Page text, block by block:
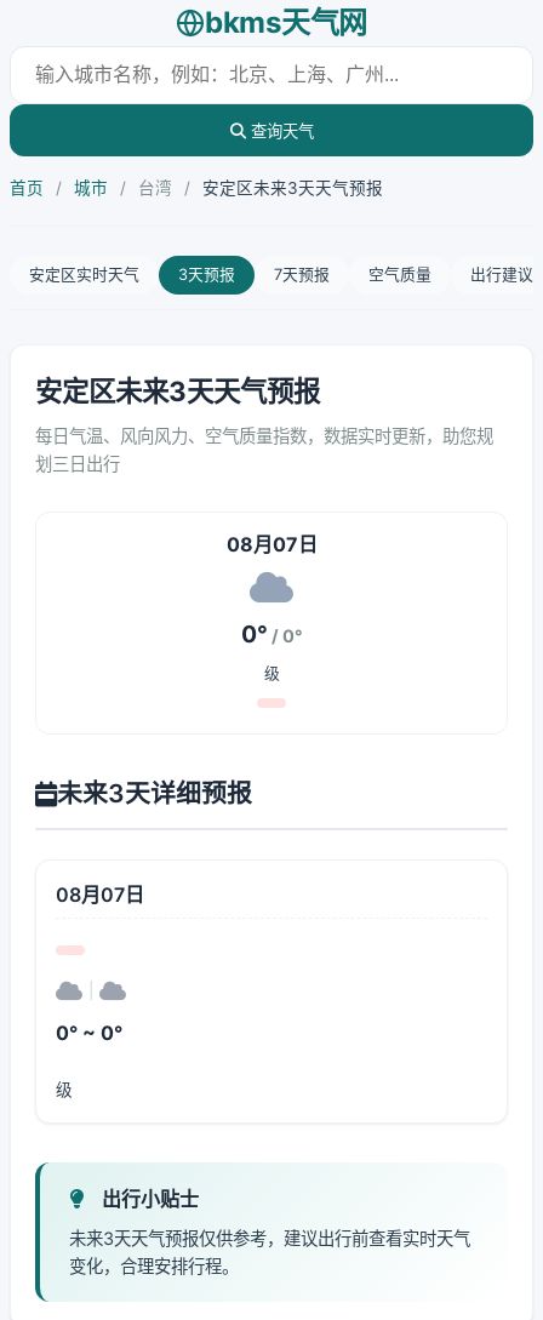
bkms天气网
查询天气
首页 / 城市 / 台湾 / 安定区未来3天天气预报
安定区实时天气 3天预报 7天预报 空气质量 出行建议
安定区未来3天天气预报
每日气温、风向风力、空气质量指数，数据实时更新，助您规
划三日出行
08月07日
0° / 0°
级
未来3天详细预报
08月07日
0° ~ 0°
级
出行小贴士
未来3天天气预报仅供参考，建议出行前查看实时天气
变化，合理安排行程。